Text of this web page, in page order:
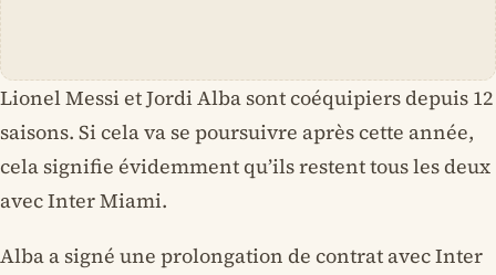
Lionel Messi et Jordi Alba sont coéquipiers depuis 12
saisons. Si cela va se poursuivre après cette année,
cela signifie évidemment qu’ils restent tous les deux
avec Inter Miami.
Alba a signé une prolongation de contrat avec Inter